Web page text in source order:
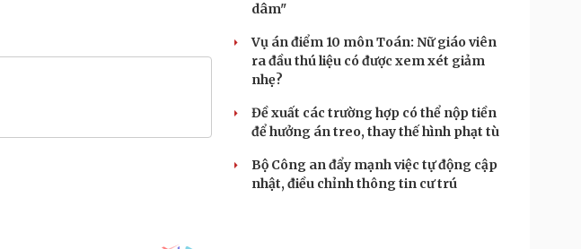
dâm"
Vụ án điểm 10 môn Toán: Nữ giáo viên
ra đầu thú liệu có được xem xét giảm
nhẹ?
Đề xuất các trường hợp có thể nộp tiền
để hưởng án treo, thay thế hình phạt tù
Bộ Công an đẩy mạnh việc tự động cập
nhật, điều chỉnh thông tin cư trú